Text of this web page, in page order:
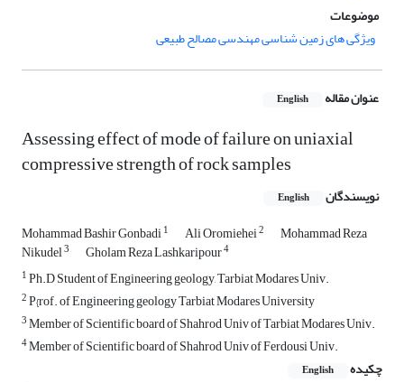
موضوعات
ویژگی های زمین شناسی مهندسی مصالح طبیعی
عنوان مقاله English
Assessing effect of mode of failure on uniaxial
compressive strength of rock samples
نویسندگان English
Mohammad Bashir Gonbadi1 Ali Oromiehei2 Mohammad Reza
Nikudel3 Gholam Reza Lashkaripour4
1Ph.D Student of Engineering geology, Tarbiat Modares Univ.
2P{rof. of Engineering geology Tarbiat Modares University
3Member of Scientific board of Shahrod Univ of Tarbiat Modares Univ.
4Member of Scientific board of Shahrod Univ of Ferdousi Univ.
چکیده
English